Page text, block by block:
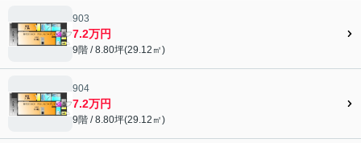
903
7.2万円
9階 / 8.80坪(29.12㎡)
904
7.2万円
9階 / 8.80坪(29.12㎡)